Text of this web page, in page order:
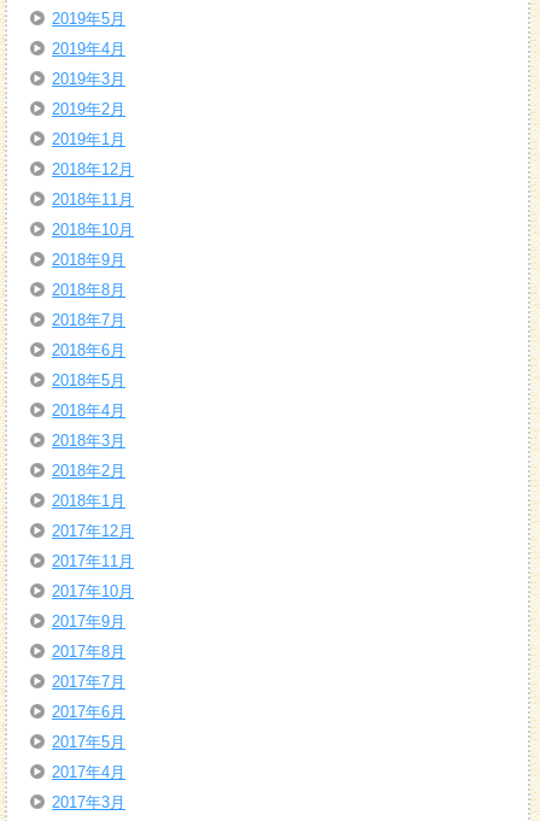
2019年5月
2019年4月
2019年3月
2019年2月
2019年1月
2018年12月
2018年11月
2018年10月
2018年9月
2018年8月
2018年7月
2018年6月
2018年5月
2018年4月
2018年3月
2018年2月
2018年1月
2017年12月
2017年11月
2017年10月
2017年9月
2017年8月
2017年7月
2017年6月
2017年5月
2017年4月
2017年3月